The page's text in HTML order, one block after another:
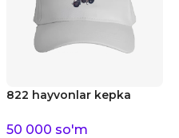
822 hayvonlar kepka
50 000 so'm